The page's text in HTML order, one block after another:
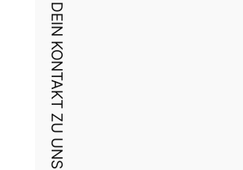
DEIN KONTAKT ZU UNS